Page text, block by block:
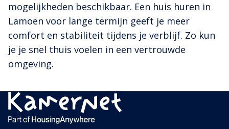
mogelijkheden beschikbaar. Een huis huren in
Lamoen voor lange termijn geeft je meer
comfort en stabiliteit tijdens je verblijf. Zo kun
je je snel thuis voelen in een vertrouwde
omgeving.